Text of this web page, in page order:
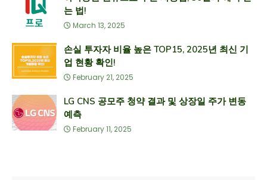
는 법!
March 13, 2025
손실 투자자 비율 높은 TOP15, 2025년 최신 기
업 현황 확인!
February 21, 2025
LG CNS 공모주 청약 결과 및 상장일 주가 변동
예측
February 11, 2025